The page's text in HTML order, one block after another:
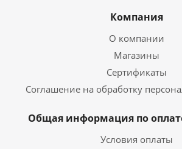
Компания
О компании
Магазины
Сертификаты
Соглашение на обработку
Общая информация по
Условия оплаты